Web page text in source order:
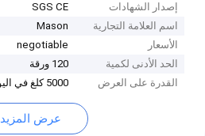
إصدار الشهادات
SGS CE
اسم العلامة التجارية
Mason
الأسعار
negotiable
الحد الأدنى لكمية
120 ورقة
القدرة على العرض
5000 كلغ في اليوم
عرض المزيد